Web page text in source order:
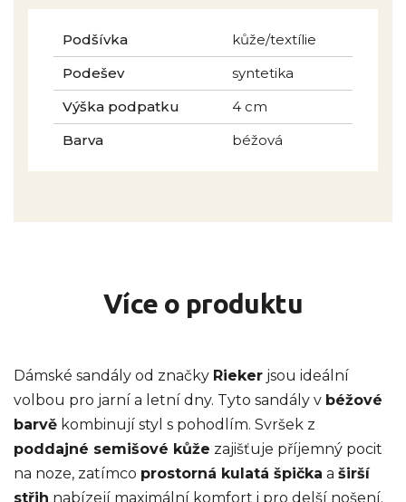
Podšívka
kůže/textílie
Podešev
syntetika
Výška podpatku
4 cm
Barva
béžová
Více o produktu
Dámské sandály od značky Rieker jsou ideální
volbou pro jarní a letní dny. Tyto sandály v béžové
barvě kombinují styl s pohodlím. Svršek z
poddajné semišové kůže zajišťuje příjemný pocit
na noze, zatímco prostorná kulatá špička a širší
střih nabízejí maximální komfort i pro delší nošení.